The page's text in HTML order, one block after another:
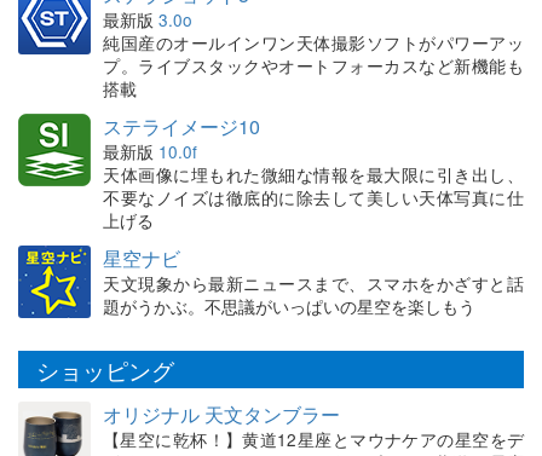
最新版 3.0o
純国産のオールインワン天体撮影ソフトがパワーアッ
プ。ライブスタックやオートフォーカスなど新機能も
搭載
ステライメージ10
最新版 10.0f
天体画像に埋もれた微細な情報を最大限に引き出し、
不要なノイズは徹底的に除去して美しい天体写真に仕
上げる
星空ナビ
天文現象から最新ニュースまで、スマホをかざすと話
題がうかぶ。不思議がいっぱいの星空を楽しもう
ショッピング
オリジナル 天文タンブラー
【星空に乾杯！】黄道12星座とマウナケアの星空をデ